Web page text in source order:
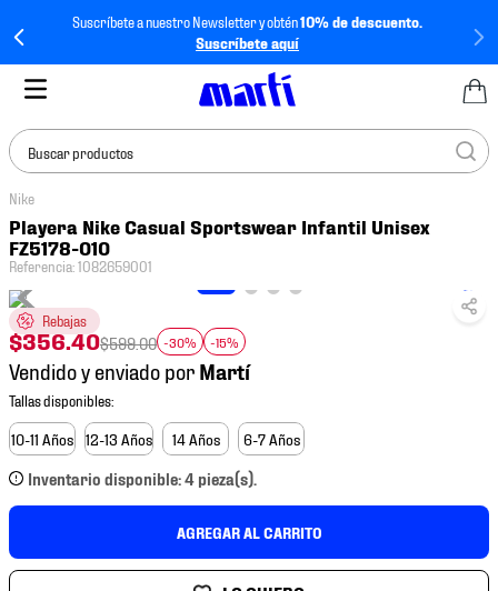
Suscríbete a nuestro Newsletter y obtén10% de descuento.
Suscríbete aquí
Buscar productos
Nike
Playera Nike Casual Sportswear Infantil Unisex
FZ5178-010
Referencia:1082659001
Rebajas
$356.40$599.00 -30% -15%
Vendido y enviado por
10-11 Años 12-13 Años 14 Años 6-7 Años
Inventario disponible: 4 pieza(s).
AGREGAR AL CARRITO
TÉRMINOS MÁS
BUSCADOS
1.
tenis mujer
2.
tenis hombre
3.
tenis
4
tenis futbol
5 .
mochila
6.
jersey
7.
mochilas